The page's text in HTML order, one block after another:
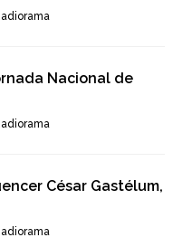
Nacional de
César Gastélum,